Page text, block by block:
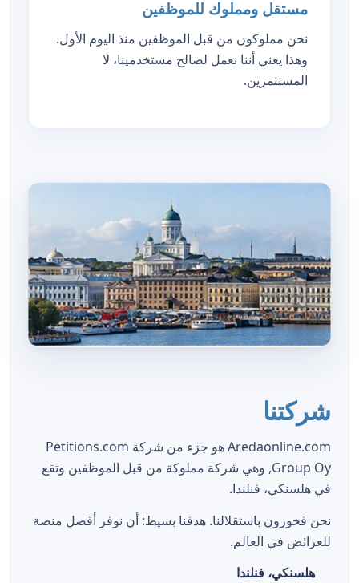
مستقل ومملوك للموظفين
نحن مملوكون من قبل الموظفين منذ اليوم الأول.
وهذا يعني أننا نعمل لصالح مستخدمينا، لا
المستثمرين.
شركتنا
Aredaonline.com هو جزء من شركة Petitions.com
Group Oy, وهي شركة مملوكة من قبل الموظفين وتقع
في هلسنكي، فنلندا.
نحن فخورون باستقلالنا. هدفنا بسيط: أن نوفر أفضل منصة
للعرائض في العالم.
هلسنكي، فنلندا